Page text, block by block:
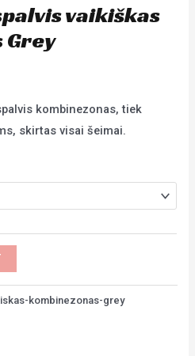
vaikiškas
Grey
kombinezonas, tiek
skirtas visai šeimai.
kombinezonas-grey